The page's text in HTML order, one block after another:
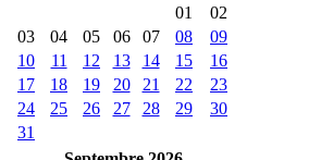
01
02
03
04 05 06 07 08
09
10
11 12 13 14 15
16
17
18 19 20 21 22
23
24
25 26 27 28 29
30
31